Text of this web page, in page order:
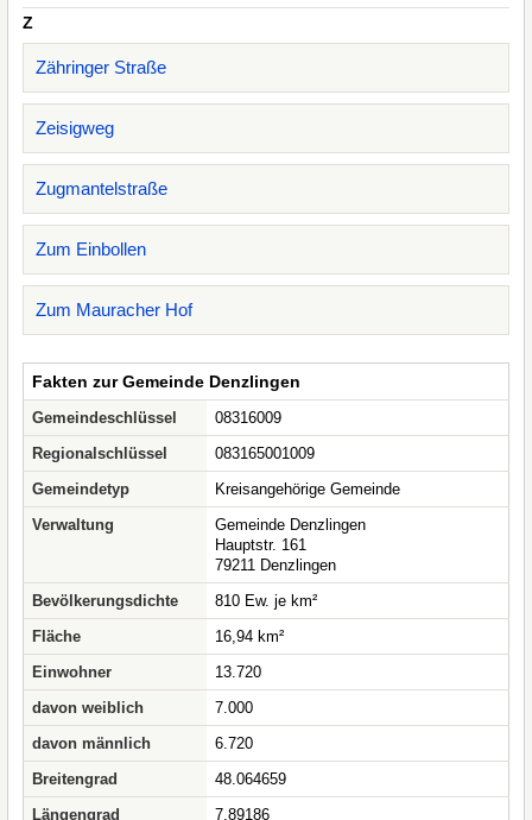
Z
Zähringer Straße
Zeisigweg
Zugmantelstraße
Zum Einbollen
Zum Mauracher Hof
Fakten zur Gemeinde Denzlingen
Gemeindeschlüssel
08316009
Regionalschlüssel
083165001009
Gemeindetyp
Kreisangehörige Gemeinde
Verwaltung
Gemeinde Denzlingen
Hauptstr. 161
79211 Denzlingen
Bevölkerungsdichte
810 Ew. je km²
Fläche
16,94 km²
Einwohner
13.720
davon weiblich
7.000
davon männlich
6.720
Breitengrad
48.064659
Längengrad
7.89186